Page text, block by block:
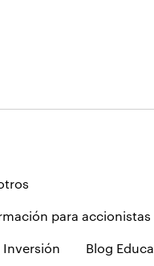
para accionistas
Inversión Blog